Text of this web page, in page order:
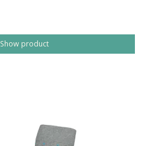
Show product